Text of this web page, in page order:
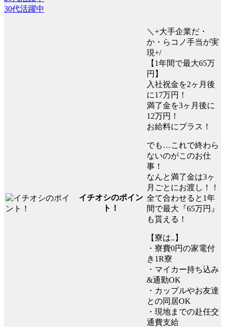
30代活躍中
イチオシのポイン
ト！
＼+大手企業だ・
か・らコノ手当が実
現+/
【1年間で最大65万
円】
入社祝金を2ヶ月後
に17万円！
満了金を3ヶ月後に
12万円！
お給料にプラス！
でも…これで終わら
ないのがこのお仕
事！
なんと満了金は3ヶ
月ごとにお渡し！！
全て合わせると1年
間で最大『65万円』
も貰える！
【寮は..】
・寮費0円の家電付
き1R寮
・マイカー持ち込み
&通勤OK
・カップルやお友達
との同居OK
・現地までの赴任交
通費支給